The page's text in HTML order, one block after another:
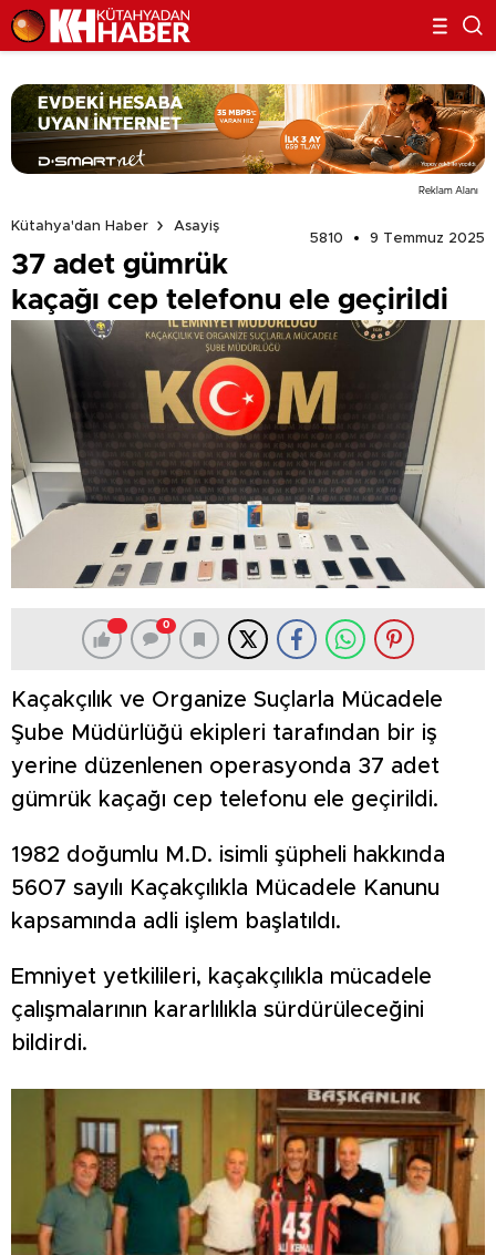
Reklam Alanı
Kütahya'dan Haber
Asayiş
5810
9 Temmuz 2025
37 adet gümrük
kaçağı cep telefonu ele geçirildi
0
Kaçakçılık ve Organize Suçlarla Mücadele
Şube Müdürlüğü ekipleri tarafından bir iş
yerine düzenlenen operasyonda 37 adet
gümrük kaçağı cep telefonu ele geçirildi.
1982 doğumlu M.D. isimli şüpheli hakkında
5607 sayılı Kaçakçılıkla Mücadele Kanunu
kapsamında adli işlem başlatıldı.
Emniyet yetkilileri, kaçakçılıkla mücadele
çalışmalarının kararlılıkla sürdürüleceğini
bildirdi.